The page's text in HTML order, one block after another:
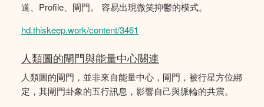
道、Profile、閘門。 容易出現微笑抑鬱的模式。
hd.thiskeep.work/content/3461
人類圖的閘門與能量中心關連
人類圖的閘門，並非來自能量中心，閘門，被行星方位綁
定，其閘門卦象的五行訊息，影響自己與脈輪的共震。